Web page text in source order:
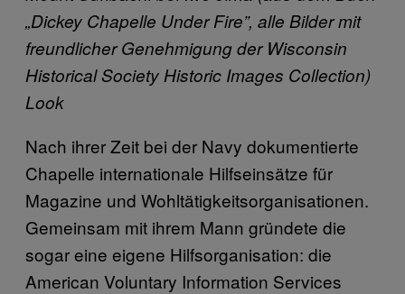
„Dickey Chapelle Under Fire”, alle Bilder mit
freundlicher Genehmigung der Wisconsin
Historical Society Historic Images Collection)
Look
Nach ihrer Zeit bei der Navy dokumentierte
Chapelle internationale Hilfseinsätze für
Magazine und Wohltätigkeitsorganisationen.
Gemeinsam mit ihrem Mann gründete die
sogar eine eigene Hilfsorganisation: die
American Voluntary Information Services